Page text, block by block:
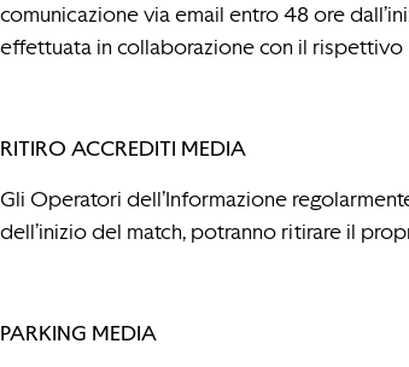
comunicazione via email entro 48 ore
effettuata in collaborazione con il rispettivo
RITIRO ACCREDITI MEDIA
Gli Operatori dell’Informazione
dell’inizio del match, potranno ritirare il
PARKING MEDIA